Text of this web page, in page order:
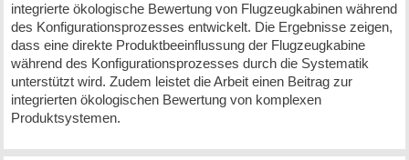
integrierte ökologische Bewertung von Flugzeugkabinen während
des Konfigurationsprozesses entwickelt. Die Ergebnisse zeigen,
dass eine direkte Produktbeeinflussung der Flugzeugkabine
während des Konfigurationsprozesses durch die Systematik
unterstützt wird. Zudem leistet die Arbeit einen Beitrag zur
integrierten ökologischen Bewertung von komplexen
Produktsystemen.